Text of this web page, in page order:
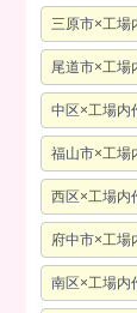
三原市×工場
尾道市×工場
中区×工場内
福山市×工場
西区×工場内
府中市×工場
南区×工場内